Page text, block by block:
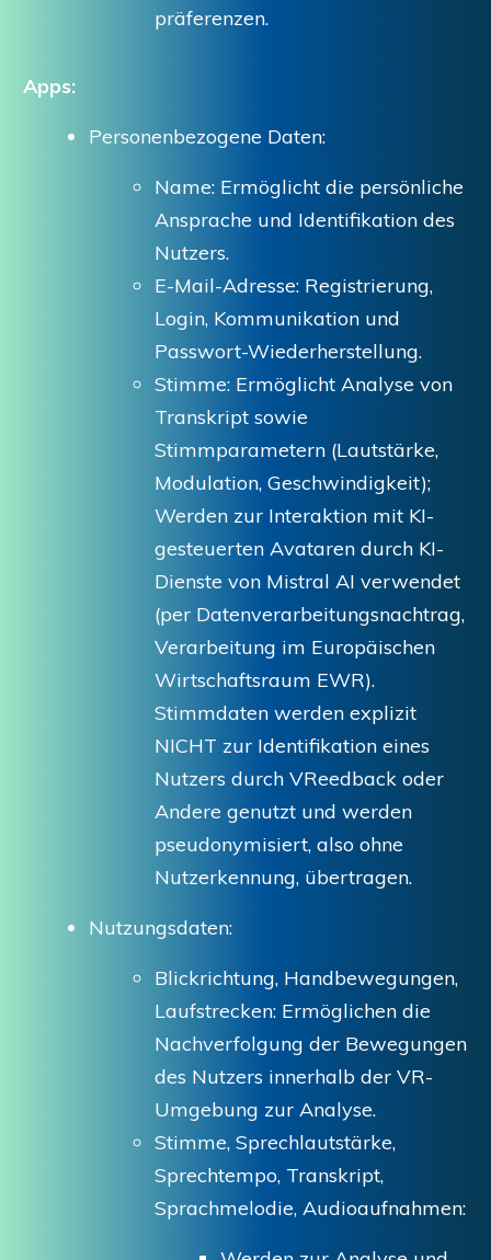
präferenzen.
Apps:
Personenbezogene Daten:
Name: Ermöglicht die persönliche
Ansprache und Identifikation des
Nutzers.
E-Mail-Adresse: Registrierung,
Login, Kommunikation und
Passwort-Wiederherstellung.
Stimme: Ermöglicht Analyse von
Transkript sowie
Stimmparametern (Lautstärke,
Modulation, Geschwindigkeit);
Werden zur Interaktion mit KI-
gesteuerten Avataren durch KI-
Dienste von Mistral AI verwendet
(per Datenverarbeitungsnachtrag,
Verarbeitung im Europäischen
Wirtschaftsraum EWR).
Stimmdaten werden explizit
NICHT zur Identifikation eines
Nutzers durch VReedback oder
Andere genutzt und werden
pseudonymisiert, also ohne
Nutzerkennung, übertragen.
Nutzungsdaten:
Blickrichtung, Handbewegungen,
Laufstrecken: Ermöglichen die
Nachverfolgung der Bewegungen
des Nutzers innerhalb der VR-
Umgebung zur Analyse.
Stimme, Sprechlautstärke,
Sprechtempo, Transkript,
Sprachmelodie, Audioaufnahmen: